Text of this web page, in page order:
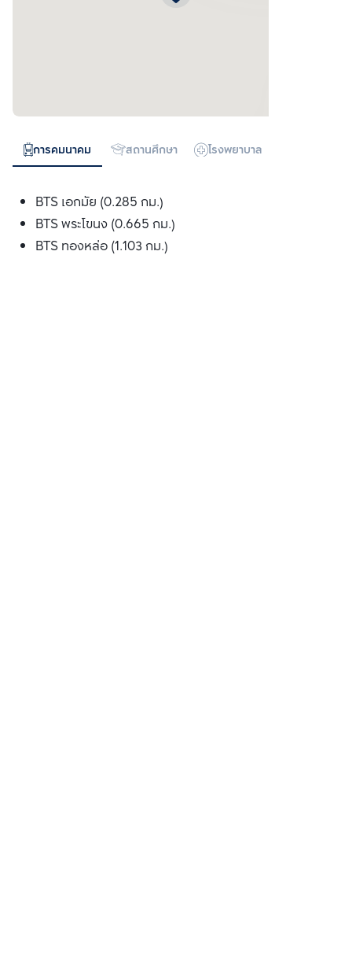
การคมนาคม สถานศึกษา โรงพยาบาล
BTS เอกมัย (0.285 กม.)
BTS พระโขนง (0.665 กม.)
BTS ทองหล่อ (1.103 กม.)